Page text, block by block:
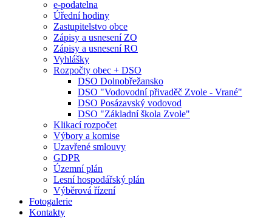
e-podatelna
Úřední hodiny
Zastupitelstvo obce
Zápisy a usnesení ZO
Zápisy a usnesení RO
Vyhlášky
Rozpočty obec + DSO
DSO Dolnobřežansko
DSO "Vodovodní přivaděč Zvole - Vrané"
DSO Posázavský vodovod
DSO "Základní škola Zvole"
Klikací rozpočet
Výbory a komise
Uzavřené smlouvy
GDPR
Územní plán
Lesní hospodářský plán
Výběrová řízení
Fotogalerie
Kontakty